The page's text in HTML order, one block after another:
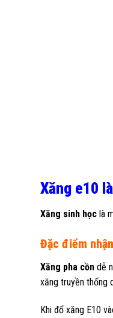
Xăng e10
Xăng sinh học là
Đặc điểm
Xăng pha cồn dễ
xăng truyền thống
Khi đổ xăng E10